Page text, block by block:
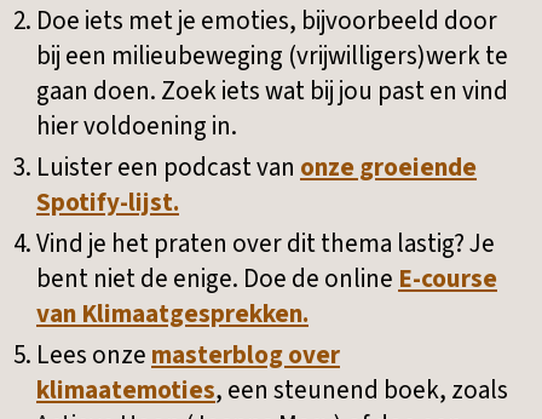
Doe iets met je emoties, bijvoorbeeld door
bij een milieubeweging (vrijwilligers)werk te
gaan doen. Zoek iets wat bij jou past en vind
hier voldoening in.
Luister een podcast van onze groeiende
Spotify-lijst.
Vind je het praten over dit thema lastig? Je
bent niet de enige. Doe de online E-course
van Klimaatgesprekken.
Lees onze masterblog over
klimaatemoties, een steunend boek, zoals